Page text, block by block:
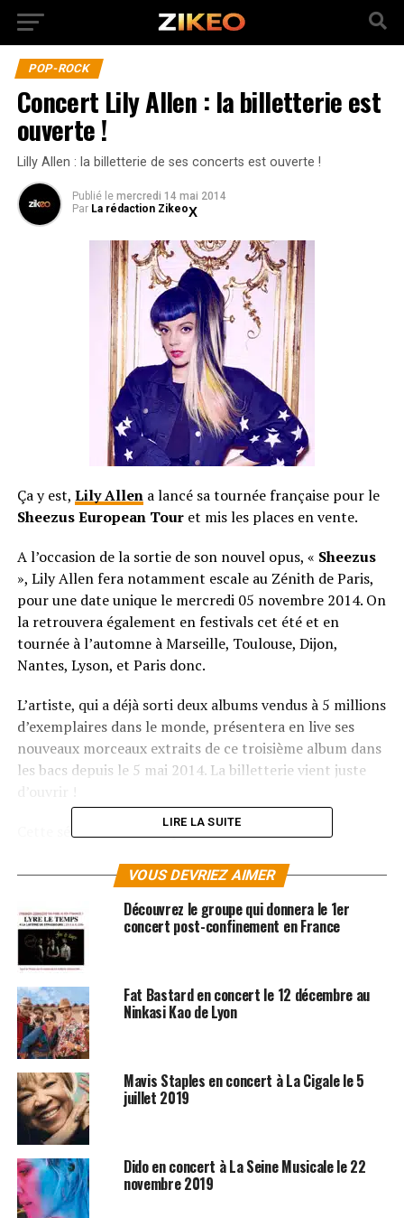
POP-ROCK
Concert Lily Allen : la billetterie est
ouverte !
Lilly Allen : la billetterie de ses concerts est ouverte !
Publié le mercredi 14 mai 2014
Par La rédaction Zikeo
Ça y est, Lily Allena lancé sa tournée française pour le
Sheezus European Touret mis les places en vente.
A l’occasion de la sortie de son nouvel opus, « Sheezus
», Lily Allen fera notamment escale au Zénith de Paris,
pour une date unique le mercredi 05 novembre 2014. On
la retrouvera également en festivals cet été et en
tournée à l’automne à Marseille, Toulouse, Dijon,
Nantes, Lyson, et Paris donc.
L’artiste, qui a déjà sorti deux albums vendus à 5 millions
d’exemplaires dans le monde, présentera en live ses
nouveaux morceaux extraits de ce troisième album dans
les bacs depuis le 5 mai 2014. La billetterie vient juste
Cette série de concerts permettra aux fans de
le troisième opus de Lily Allen, produit en grande partie
(2006) et de
It’s Not Me, It’s You(2009). Les textes
impertinents et bourrés d’humour de la chanteuse
anglaise sont mis en musique sur des productions
d’avantage tournées vers le RnB.
LES ALBUMS DE LILY ALLEN SONT DISPONIBLES
SUJETS ASSOCIÉS: CONCERT
LIRE LA SUITE
VOUS DEVRIEZ AIMER
Découvrez le groupe qui donnera le 1er
concert post-confinement en France
Fat Bastard en concert le 12 décembre au
Ninkasi Kao de Lyon
Mavis Staples en concert à La Cigale le 5
juillet 2019
Dido en concert à La Seine Musicale le 22
novembre 2019